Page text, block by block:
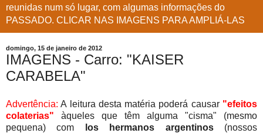
reunidas num só lugar, com algumas informações do
PASSADO. CLICAR NAS IMAGENS PARA AMPLIÁ-LAS
domingo, 15 de janeiro de 2012
IMAGENS - Carro: "KAISER
CARABELA"
Advertência: A leitura desta matéria poderá causar "efeitos
colaterias" àqueles que têm alguma "cisma" (mesmo
pequena) com
los hermanos argentinos(nossos